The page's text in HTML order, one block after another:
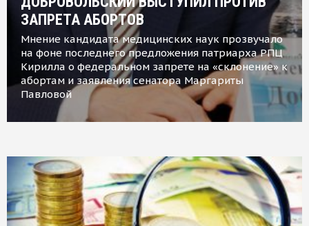
ЗАПРЕТА АБОРТОВ
Мнение кандидата медицинских наук прозвучало
на фоне последнего предложения патриарха РПЦ
Кирилла о федеральном запрете на «склонение» к
абортам и заявления сенатора Маргариты
Павловой